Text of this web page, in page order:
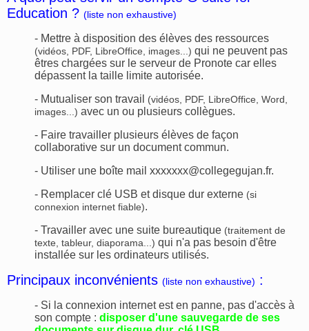
Education ? (liste non exhaustive)
- Mettre à disposition des élèves des ressources
(vidéos, PDF, LibreOffice, images...) qui ne peuvent pas
êtres chargées sur le serveur de Pronote car elles
dépassent la taille limite autorisée.
- Mutualiser son travail
(vidéos, PDF, LibreOffice, Word,
images...) avec un ou plusieurs collègues.
- Faire travailler plusieurs élèves de façon
collaborative sur un document commun.
- Utiliser une boîte mail xxxxxxx@collegegujan.fr.
- Remplacer clé USB et disque dur externe (si
connexion internet fiable).
- Travailler avec une suite bureautique (traitement de
texte, tableur, diaporama...) qui n'a pas besoin d'être
installée sur les ordinateurs utilisés.
Principaux inconvénients (liste non exhaustive) :
- Si la connexion internet est en panne, pas d'accès à
son compte : disposer d'une sauvegarde de ses